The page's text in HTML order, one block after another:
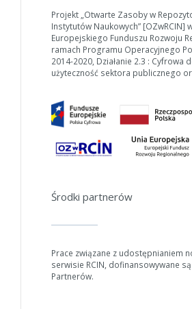
Jeśli generowanie trwa zbyt długo
zmniejszając
Projekt „Otwarte Zasoby w
Instytutów Naukowych” [OZwRCIN]
Europejskiego Funduszu Rozwoju
ramach Programu Operacyjnego
2014-2020, Działanie 2.3 : Cyfrowa
użyteczność sektora publicznego
Środki partnerów
Prace związane z udostępnianiem
serwisie RCIN, dofinansowywane
Partnerów.